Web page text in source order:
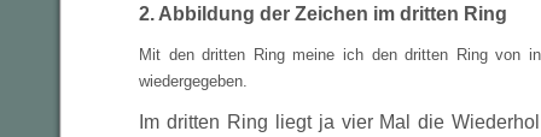
2. Abbildung der Zeichen im dritten Ring
Mit den dritten Ring meine ich den dritten Ring von
wiedergegeben.
Im dritten Ring liegt ja vier Mal die